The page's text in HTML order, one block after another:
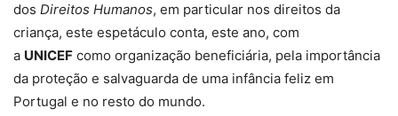
dos Direitos Humanos, em particular nos direitos da
criança, este espetáculo conta, este ano, com
a UNICEF como organização beneficiária, pela importância
da proteção e salvaguarda de uma infância feliz em
Portugal e no resto do mundo.